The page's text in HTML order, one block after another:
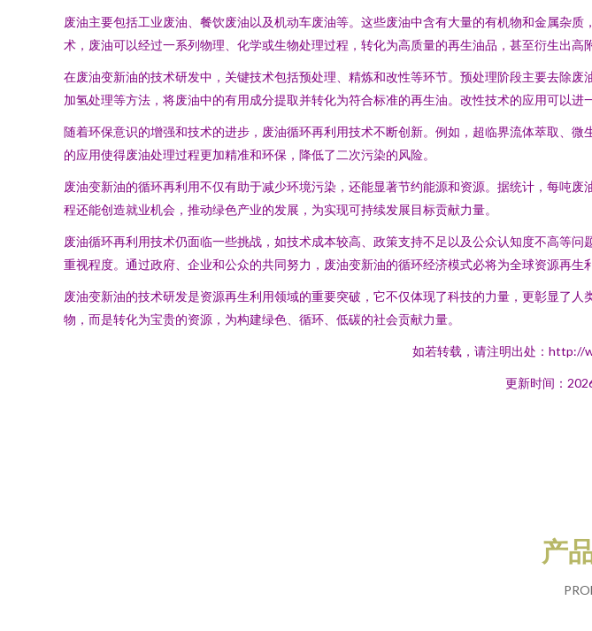
废油主要包括工业废油、餐饮废油以及机动车废油等。这些废油中含有大量的有机物和金属杂
术，废油可以经过一系列物理、化学或生物处理过程，转化为高质量的再生油品，甚至衍生出高
在废油变新油的技术研发中，关键技术包括预处理、精炼和改性等环节。预处理阶段主要去除
加氢处理等方法，将废油中的有用成分提取并转化为符合标准的再生油。改性技术的应用可以
随着环保意识的增强和技术的进步，废油循环再利用技术不断创新。例如，超临界流体萃取、
的应用使得废油处理过程更加精准和环保，降低了二次污染的风险。
废油变新油的循环再利用不仅有助于减少环境污染，还能显著节约能源和资源。据统计，每吨
程还能创造就业机会，推动绿色产业的发展，为实现可持续发展目标贡献力量。
废油循环再利用技术仍面临一些挑战，如技术成本较高、政策支持不足以及公众认知度不高等
重视程度。通过政府、企业和公众的共同努力，废油变新油的循环经济模式必将为全球资源再生
废油变新油的技术研发是资源再生利用领域的重要突破，它不仅体现了科技的力量，更彰显了
物，而是转化为宝贵的资源，为构建绿色、循环、低碳的社会贡献力量。
如若转载，请注明出处：http://
更新时间：
产